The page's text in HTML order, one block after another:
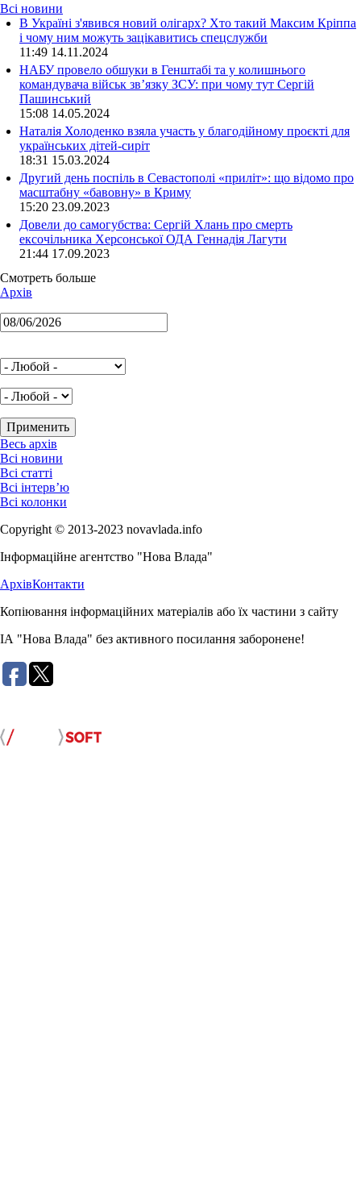
Всі новини
В Україні з'явився новий олігарх? Хто такий Максим Кріппа
і чому ним можуть зацікавитись спецслужби
11:49 14.11.2024
НАБУ провело обшуки в Генштабі та у колишнього
командувача військ зв’язку ЗСУ: при чому тут Сергій
Пашинський
15:08 14.05.2024
Наталія Холоденко взяла участь у благодійному проєкті для
українських дітей-сиріт
18:31 15.03.2024
Другий день поспіль в Севастополі «приліт»: що відомо про
масштабну «бавовну» в Криму
15:20 23.09.2023
Довели до самогубства: Сергій Хлань про смерть
ексочільника Херсонської ОДА Геннадія Лагути
21:44 17.09.2023
Смотреть больше
Архів
Весь архів
Всі новини
Всі статті
Всі інтерв’ю
Всі колонки
Copyright © 2013-2023 novavlada.info
Інформаційне агентство "Нова Влада"
АрхівКонтакти
Копіювання інформаційних матеріалів або їх частини з сайту
ІА "Нова Влада" без активного посилання заборонене!